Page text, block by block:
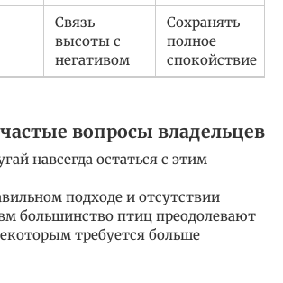
Связь
высоты с
негативом
Сохранять
полное
спокойствие
вопросы владельцев
навсегда остаться с этим
подходе и отсутствии
большинство птиц преодолевают
требуется больше